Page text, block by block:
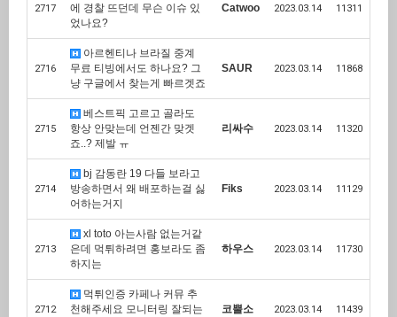
2717
에 경찰 뜨던데 무슨 이슈 있
었나요?
Catwoo 2023.03.14 11311
2716
아르헨티나 브라질 중계
무료 티빙에서도 하나요? 그
냥 구글에서 찾는게 빠르겟죠
SAUR 2023.03.14 11868
2715
베스트픽 고르고 골라도
항상 안맞는데 언젠간 맞겟
죠..? 제발 ㅠ
리싸수 2023.03.14 11320
2714
bj 감동란 19 다들 보라고
방송하면서 왜 배포하는걸 싫
어하는거지
Fiks 2023.03.14 11129
2713
xl toto 아는사람 없는거같
은데 먹튀하려면 홍보라도 좀
하지는
하우스 2023.03.14 11730
2712
먹튀인증 카페나 커뮤 추
천해주세요 모니터링 잘되는
코뿔소 2023.03.14 11439